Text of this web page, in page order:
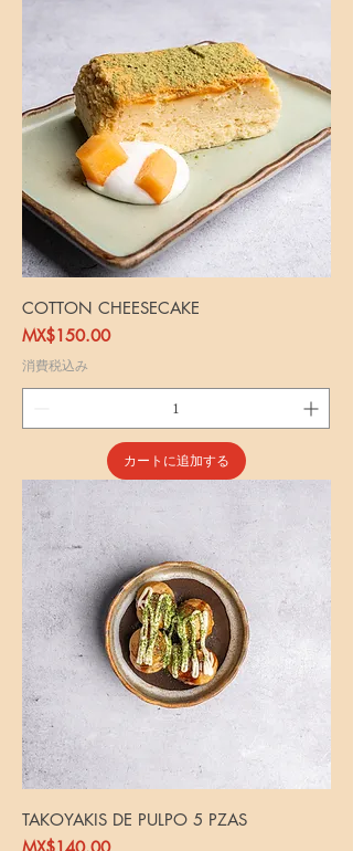
COTTON CHEESECAKE
価格
MX$150.00
消費税込み
カートに追加する
TAKOYAKIS DE PULPO 5 PZAS
価格
MX$140.00